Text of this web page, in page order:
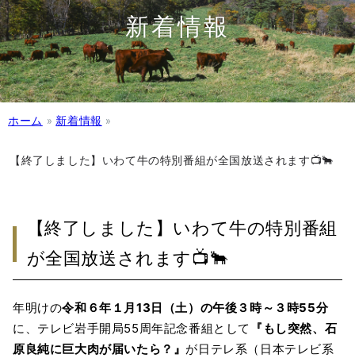
新着情報
ホーム » 新着情報 »
【終了しました】いわて牛の特別番組が全国放送されます📺🐂
【終了しました】いわて牛の特別番組
が全国放送されます📺🐂
年明けの令和６年１月13日（土）の午後３時～３時55分
に、テレビ岩手開局55周年記念番組として
『もし突然、石
原良純に巨大肉が届いたら？』 が日テレ系（日本テレビ系